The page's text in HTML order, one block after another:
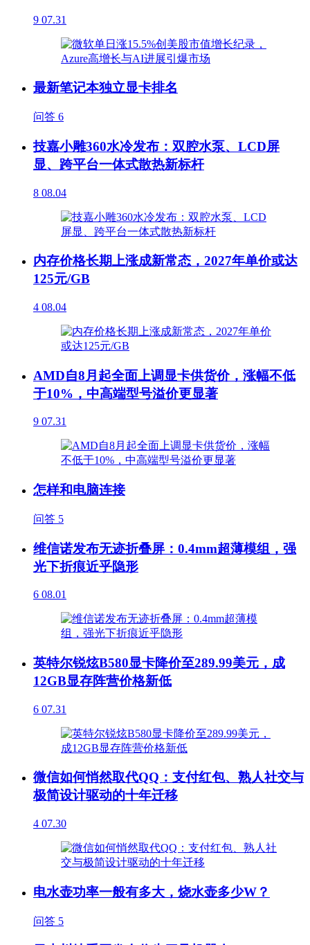
9 07.31
最新笔记本独立显卡排名
问答 6
技嘉小雕360水冷发布：双腔水泵、LCD屏
显、跨平台一体式散热新标杆
8 08.04
内存价格长期上涨成新常态，2027年单价或达
125元/GB
4 08.04
AMD自8月起全面上调显卡供货价，涨幅不低
于10%，中高端型号溢价更显著
9 07.31
怎样和电脑连接
问答 5
维信诺发布无迹折叠屏：0.4mm超薄模组，强
光下折痕近乎隐形
6 08.01
英特尔锐炫B580显卡降价至289.99美元，成
12GB显存阵营价格新低
6 07.31
微信如何悄然取代QQ：支付红包、熟人社交与
极简设计驱动的十年迁移
4 07.30
电水壶功率一般有多大，烧水壶多少W？
问答 5